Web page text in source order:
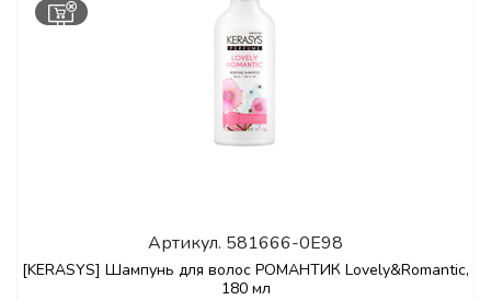
Артикул. 581666-0E98
[KERASYS] Шампунь для волос РОМАНТИК Lovely&Romantic,
180 мл